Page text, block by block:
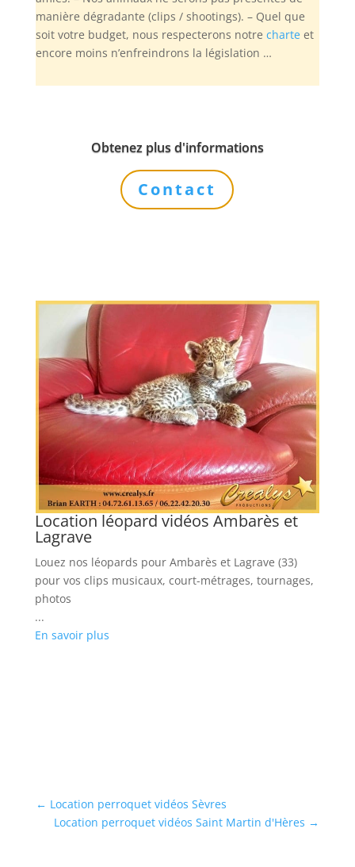
manière dégradante (clips / shootings). – Quel que
soit votre budget, nous respecterons notre charteet
encore moins n’enfreindrons la législation …
Obtenez plus d'informations
Contact
Location léopard vidéos Ambarès et
Lagrave
Louez nos léopards pour Ambarès et Lagrave (33)
pour vos clips musicaux, court-métrages, tournages,
photos
...
En savoir plus
← Location perroquet vidéos Sèvres
Location perroquet vidéos Saint Martin d'Hères →